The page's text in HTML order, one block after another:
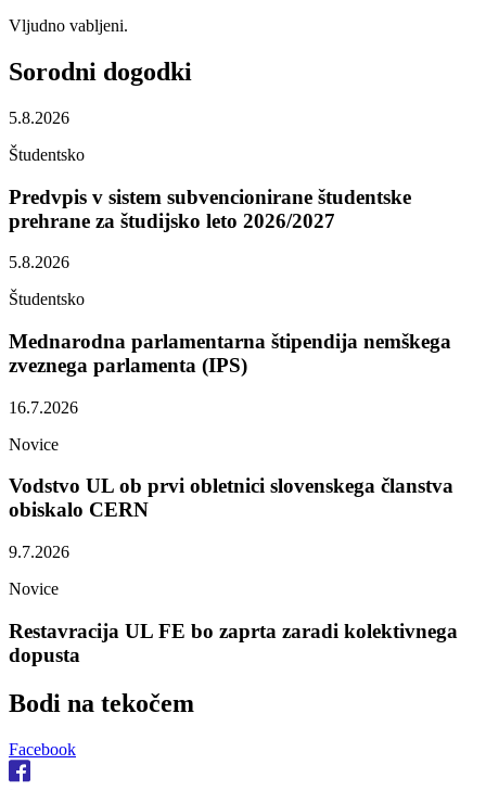
Vljudno vabljeni.
Sorodni dogodki
5.8.2026
Študentsko
Predvpis v sistem subvencionirane študentske
prehrane za študijsko leto 2026/2027
5.8.2026
Študentsko
Mednarodna parlamentarna štipendija nemškega
zveznega parlamenta (IPS)
16.7.2026
Novice
Vodstvo UL ob prvi obletnici slovenskega članstva
obiskalo CERN
9.7.2026
Novice
Restavracija UL FE bo zaprta zaradi kolektivnega
dopusta
Bodi na tekočem
Facebook